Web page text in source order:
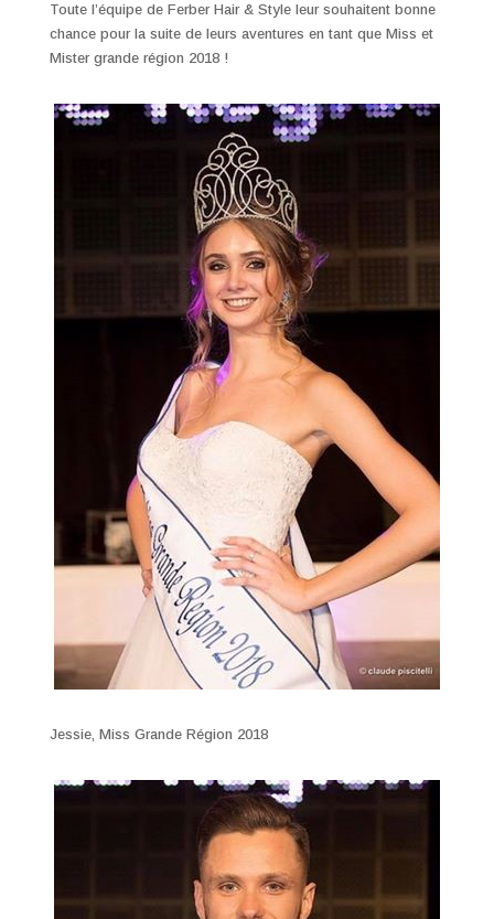
Toute l’équipe de Ferber Hair & Style leur souhaitent bonne
chance pour la suite de leurs aventures en tant que Miss et
Mister grande région 2018 !
Jessie, Miss Grande Région 2018